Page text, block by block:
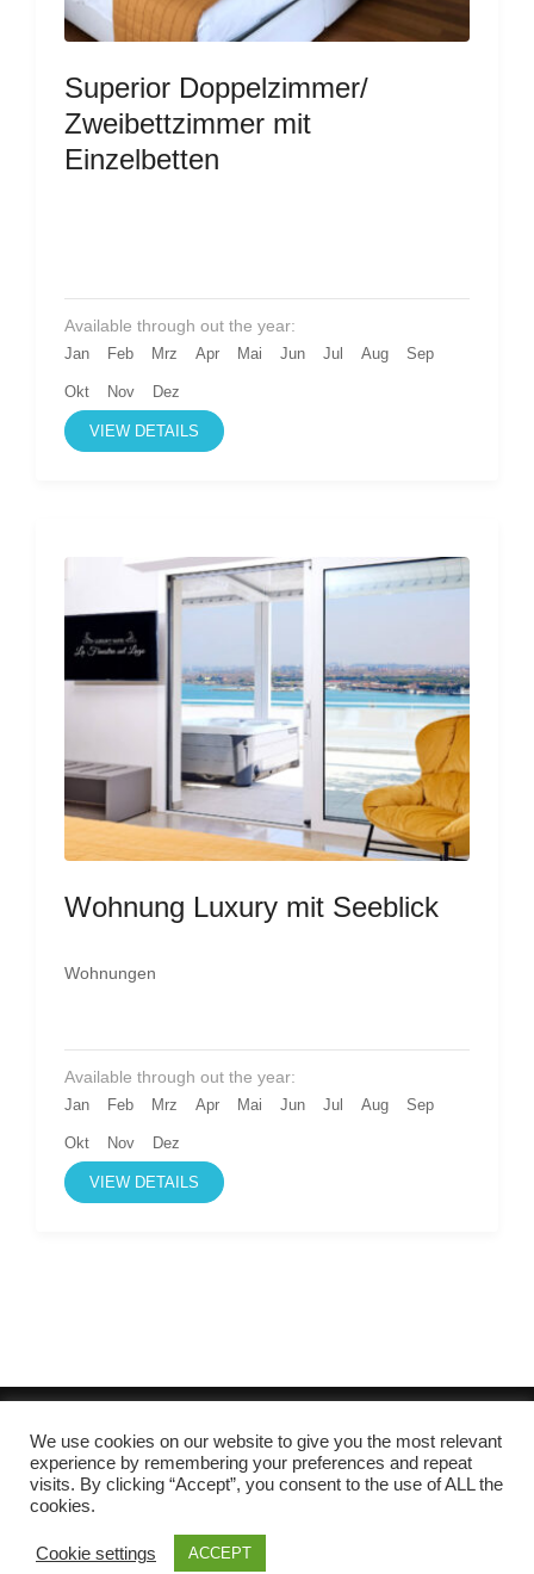
Superior Doppelzimmer/
Zweibettzimmer mit
Einzelbetten
Available through out the year:
Jan Feb Mrz Apr Mai Jun Jul Aug Sep
Okt Nov Dez
VIEW DETAILS
Wohnung Luxury mit Seeblick
Wohnungen
Available through out the year:
Jan Feb Mrz Apr Mai Jun Jul Aug Sep
Okt Nov Dez
VIEW DETAILS
Cordioli Sara - Viale della Repubblica, 5 37019 Peschiera del
Garda, VR - P.I. 04276770239 C.F. CRDSRA78D45L949F | CIN:
IT023059B4LRSFWMD5 - IT023059B4FWVNHNBQ -
IT023059B4INY8GMYE - IT023059B4NB6QNJB7
Entwickelt von
Rara Theme
We use cookies on our website to give you the most relevant
experience by remembering your preferences and repeat
visits. By clicking “Accept”, you consent to the use of ALL the
cookies.
Cookie settings ACCEPT